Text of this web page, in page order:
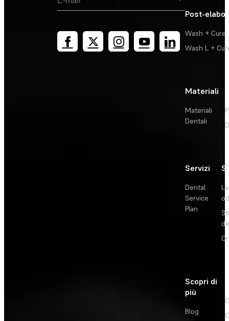
Post-
Wash + Cure
Wash L +
Materiali
Materiali
Dentali
Servizi
Dental
Service
Plan
Scopri di
più
Blog